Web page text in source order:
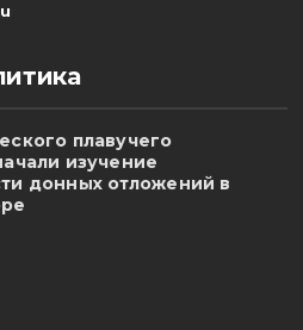
плавучего
изучение
донных отложений в